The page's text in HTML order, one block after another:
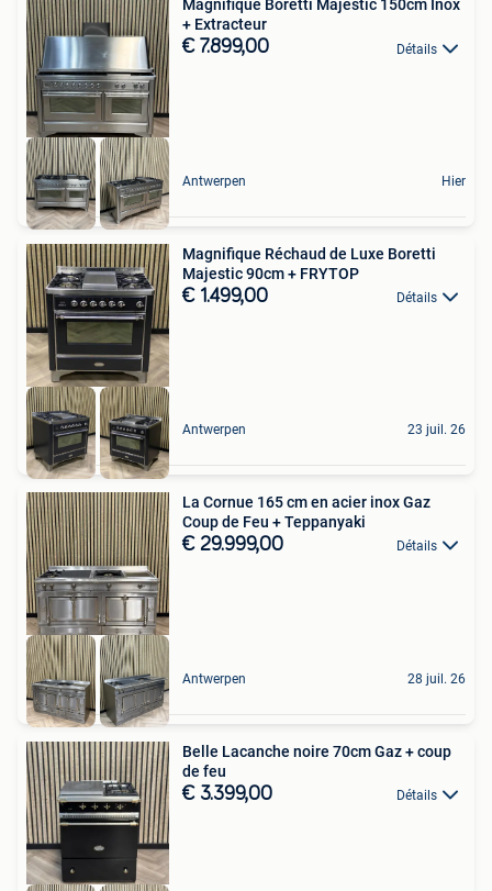
Magnifique Boretti Majestic 150cm Inox
+ Extracteur
€ 7.899,00 Détails
Antwerpen Hier
Magnifique Réchaud de Luxe Boretti
Majestic 90cm + FRYTOP
€ 1.499,00 Détails
Antwerpen 23 juil. 26
La Cornue 165 cm en acier inox Gaz
Coup de Feu + Teppanyaki
€ 29.999,00 Détails
Antwerpen 28 juil. 26
Belle Lacanche noire 70cm Gaz + coup
de feu
€ 3.399,00 Détails